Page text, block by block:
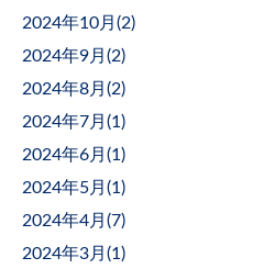
2024年10月(2)
2024年9月(2)
2024年8月(2)
2024年7月(1)
2024年6月(1)
2024年5月(1)
2024年4月(7)
2024年3月(1)